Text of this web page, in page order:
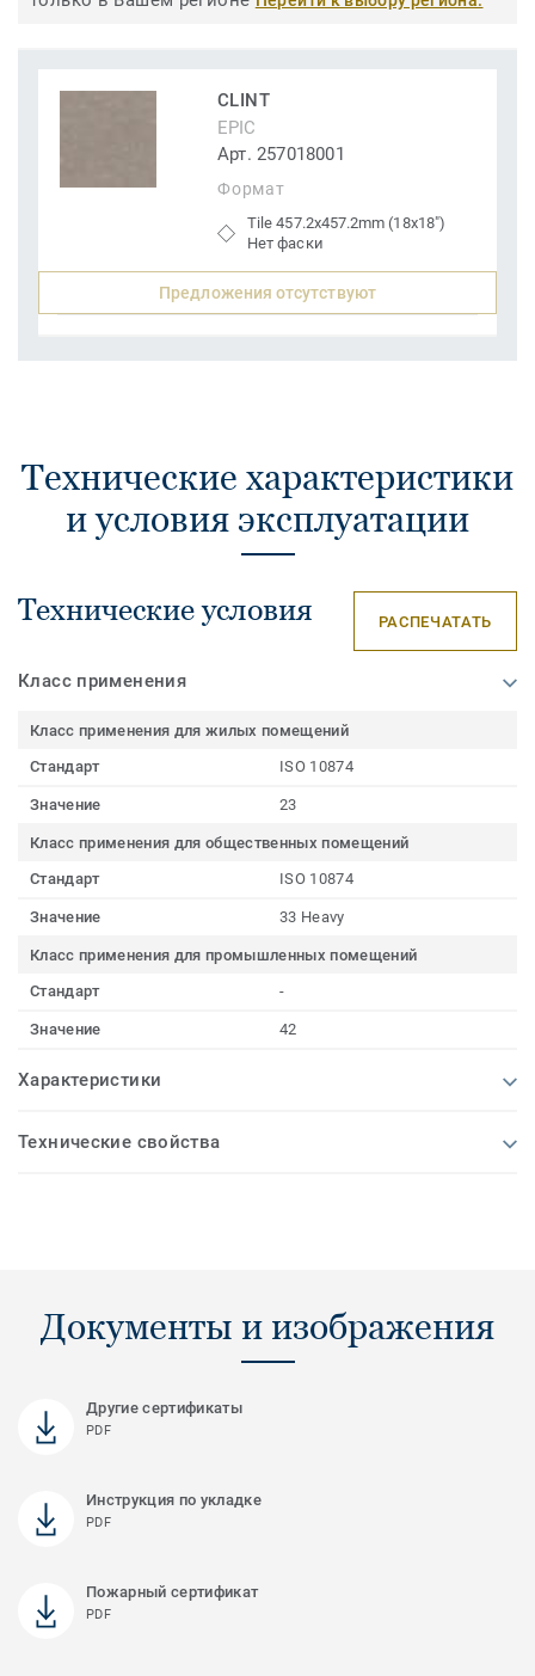
CLINT
EPIC
Арт. 257018001
Формат
Tile 457.2x457.2mm (18x18")
Нет фаски
Предложения отсутствуют
Технические характеристики
и условия эксплуатации
Технические условия РАСПЕЧАТАТЬ
Класс применения
Класс применения для жилых помещений
Стандарт
ISO 10874
Значение 23
Класс применения для общественных помещений
Стандарт
ISO 10874
Значение 33 Heavy
Класс применения для промышленных помещений
Стандарт
-
Значение 42
Характеристики
Технические свойства
Документы и изображения
Другие сертификаты
PDF
Инструкция по укладке
PDF
Пожарный сертификат
PDF